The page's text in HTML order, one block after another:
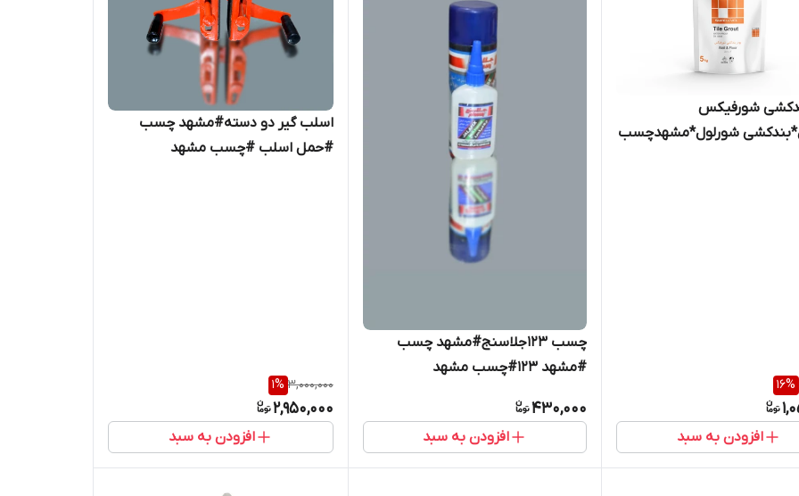
شورفیکس
شورلول*مشهدچسب
16%
افزودن به سبد
چسب 123جلاسنج#مشهد چسب
#مشهد 123#چسب مشهد
430,000
افزودن به سبد
اسلب گیر دو دسته#مشهد چسب
#حمل اسلب #چسب مشهد
3,000,000
1%
2,950,000
افزودن به سبد